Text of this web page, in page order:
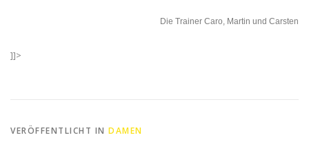
Die Trainer Caro, Martin und Carsten
]]>
VERÖFFENTLICHT IN DAMEN